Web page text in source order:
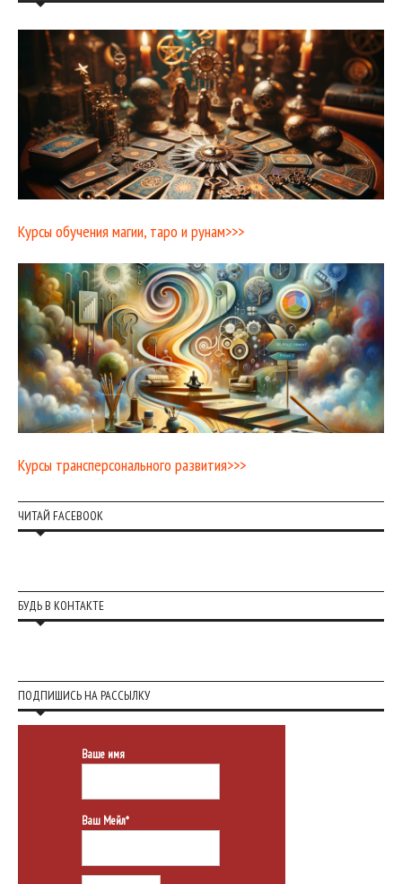
Курсы обучения магии, таро и рунам>>>
Курсы трансперсонального развития>>>
ЧИТАЙ FACEBOOK
БУДЬ В КОНТАКТЕ
ПОДПИШИСЬ НА РАССЫЛКУ
Ваше имя
Ваш Мейл*